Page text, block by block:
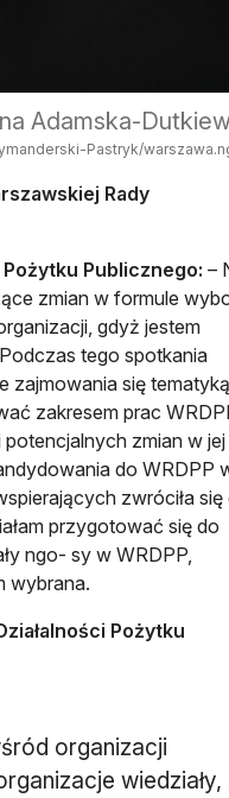
Adamska-
Pastryk/
Rady
Publicznego: –
zmian w formule
gdyż jestem
tego spotkania
zajmowania się
zakresem prac
zmian w jej
do WRDPP
zwróciła się
przygotować się do
ngo- sy w WRDPP,
wybrana.
Pożytku
organizacji
wiedziały,